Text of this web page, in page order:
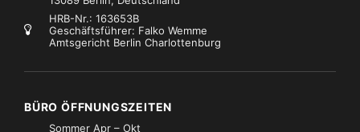
Kabel, Adapter, Auflösungen
MwSt.)
(zzgl. MwSt.)
HRB-Nr.: 163653B
Geschäftsführer: Falko Wemme
Amtsgericht Berlin Charlottenburg
BÜRO ÖFFNUNGSZEITEN
Sommer Apr – Okt